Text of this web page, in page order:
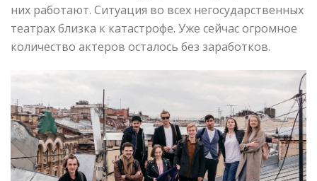
них работают. Ситуация во всех негосударственных
театрах близка к катастрофе. Уже сейчас огромное
количество актеров осталось без заработков.